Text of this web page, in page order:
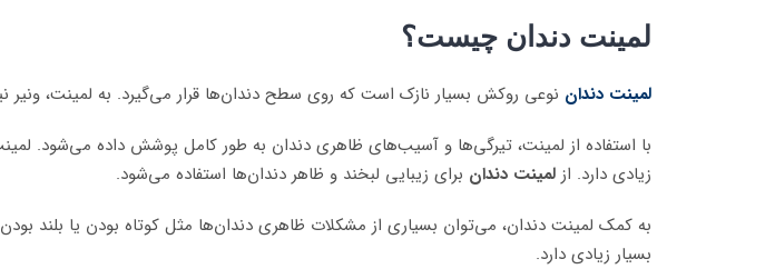
لمینت دندان چیست؟
لمینت دندان نوعی روکش بسیار نازک است که روی سطح دندان‌ها قرار می‌گیرد. به لمینت، ونیر
با استفاده از لمینت، تیرگی‌ها و آسیب‌های ظاهری دندان به طور کامل پوشش داده می‌شود.
زیادی دارد. از لمینت دندان برای زیبایی لبخند و ظاهر دندان‌ها استفاده می‌شود.
به کمک لمینت دندان، می‌توان بسیاری از مشکلات ظاهری دندان‌ها مثل کوتاه بودن یا بلند
بسیار زیادی دارد.